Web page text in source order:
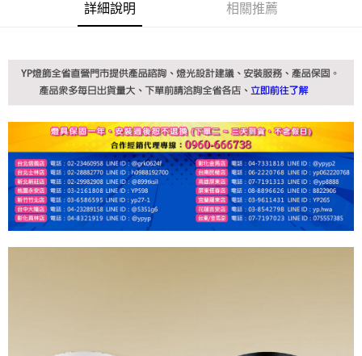
詳細說明 相關推薦